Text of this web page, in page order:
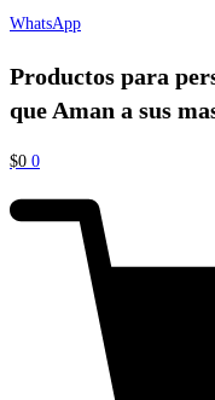
WhatsApp
Productos para
que Aman a sus
$0 0